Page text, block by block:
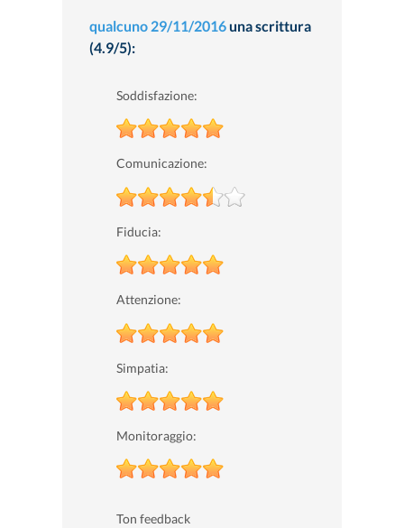
qualcuno 29/11/2016una scrittura
(4.9/5):
Soddisfazione:
Comunicazione:
Fiducia:
Attenzione:
Simpatia:
Monitoraggio:
Ton feedback